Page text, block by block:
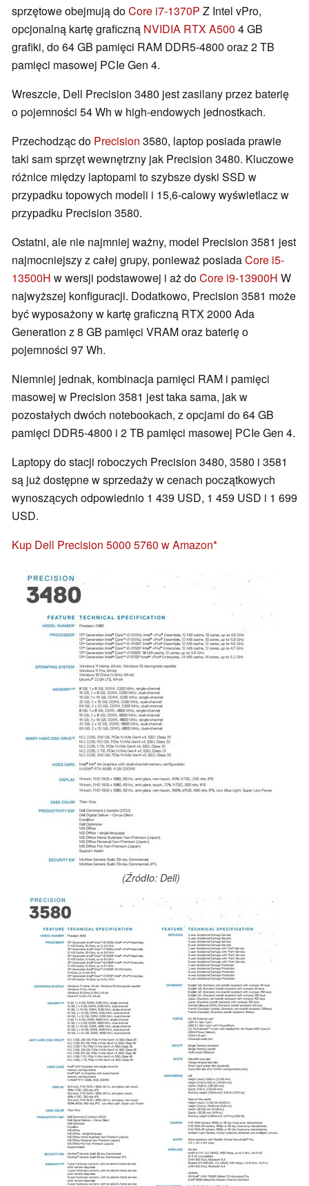
sprzętowe obejmują doCore i7-1370P Z Intel vPro,
opcjonalną kartę graficzną NVIDIA RTX A500 4 GB
grafiki, do 64 GB pamięci RAM DDR5-4800 oraz 2 TB
pamięci masowej PCIe Gen 4.
Wreszcie, Dell Precision 3480 jest zasilany przez baterię
o pojemności 54 Wh w high-endowych jednostkach.
Przechodząc do Precision 3580, laptop posiada prawie
taki sam sprzęt wewnętrzny jak Precision 3480. Kluczowe
różnice między laptopami to szybsze dyski SSD w
przypadku topowych modeli i 15,6-calowy wyświetlacz w
przypadku Precision 3580.
Ostatni, ale nie najmniej ważny, model Precision 3581 jest
najmocniejszy z całej grupy, ponieważ posiadaCore i5-
13500H w wersji podstawowej i aż doCore i9-13900H W
najwyższej konfiguracji. Dodatkowo, Precision 3581 może
być wyposażony w kartę graficzną RTX 2000 Ada
Generation z 8 GB pamięci VRAM oraz baterię o
pojemności 97 Wh.
Niemniej jednak, kombinacja pamięci RAM i pamięci
masowej w Precision 3581 jest taka sama, jak w
pozostałych dwóch notebookach, z opcjami do 64 GB
pamięci DDR5-4800 i 2 TB pamięci masowej PCIe Gen 4.
Laptopy do stacji roboczych Precision 3480, 3580 i 3581
są już dostępne w sprzedaży w cenach początkowych
wynoszących odpowiednio 1 439 USD, 1 459 USD i 1 699
USD.
Kup Dell Precision 5000 5760 w Amazon
(Źródło: Dell)